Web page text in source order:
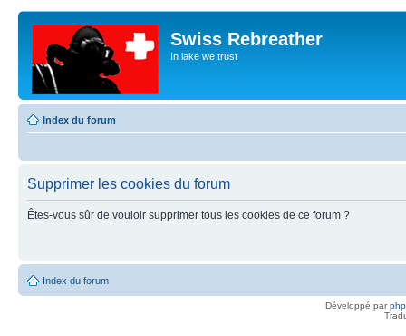
Swiss Rebreather
In lake we trust
Index du forum
Supprimer les cookies du forum
Êtes-vous sûr de vouloir supprimer tous les cookies de ce forum ?
Index du forum
Développé par